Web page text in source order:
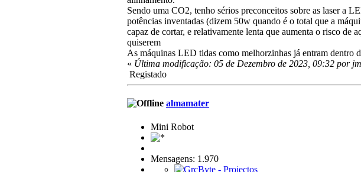
Sendo uma CO2, tenho sérios preconceitos sobre as laser a
potências inventadas (dizem 50w quando é o total que a
capaz de cortar, e relativamente lenta que aumenta o risco de
quiserem
As máquinas LED tidas como melhorzinhas já entram dentro
« Última modificação: 05 de Dezembro de 2023, 09:32 por
Registado
almamater
Mini Robot
Mensagens: 1.970